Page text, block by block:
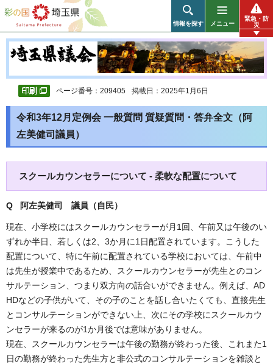
彩の国 埼玉県
情報を探す メニュー
緊急・防
災
ページ番号：209405 掲載日：2025年1月6日
令和3年12月定例会 一般質問 質疑質問・答弁全文（阿
左美健司議員）
スクールカウンセラーについて - 柔軟な配置について
Q 阿左美健司 議員（自民）
現在、小学校にはスクールカウンセラーが月1回、午前又は午後のい
ずれか半日、若しくは2、3か月に1日配置されています。こうした
配置について、特に午前に配置されている学校においては、午前中
は先生が授業中であるため、スクールカウンセラーが先生とのコン
サルテーション、つまり双方向の話合いができません。例えば、AD
HDなどの子供がいて、その子のことを話し合いたくても、直接先生
とコンサルテーションができない上、次にその学校にスクールカウ
ンセラーが来るのが1か月後では意味がありません。
現在、スクールカウンセラーは午後の勤務が終わった後、これまた1
日の勤務が終わった先生方と非公式のコンサルテーションを雑談と